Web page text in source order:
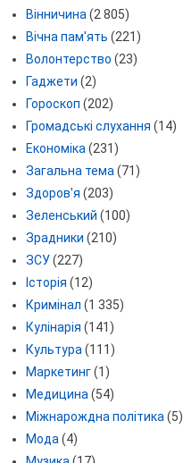
Вінничина (2 805)
Вічна пам'ять (221)
Волонтерство (23)
Гаджети (2)
Гороскоп (202)
Громадські слухання (14)
Економіка (231)
Загальна тема (71)
Здоров'я (203)
Зеленський (100)
Зрадники (210)
ЗСУ(227)
Історія (12)
Кримінал (1 335)
Кулінарія (141)
Культура (111)
Маркетинг(1)
Медицина (54)
Міжнарождна політика (5)
Мода (4)